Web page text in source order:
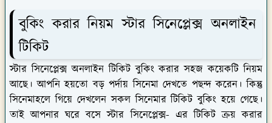
বুকিং করার নিয়ম স্টার সিনেপ্লেক্স অনলাইন
টিকিট
স্টার সিনেপ্লেক্স অনলাইন টিকিট বুকিং করার সহজ কয়েকটি নিয়ম
আছে। আপনি হয়তো বড় পর্দায় সিনেমা দেখতে পছন্দ করেন। কিন্তু
সিনেমাহলে গিয়ে দেখলেন সকল সিনেমার টিকিট বুকিং হয়ে গেছে।
তাই আপনার ঘরে বসে স্টার সিনেপ্লেক্স- এর টিকিট ক্রয় করার